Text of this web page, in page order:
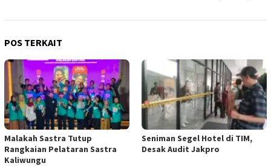
POS TERKAIT
Malakah Sastra Tutup
Rangkaian Pelataran Sastra
Kaliwungu
Seniman Segel Hotel di TIM,
Desak Audit Jakpro